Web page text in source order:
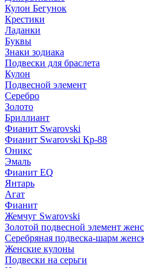
Кулон Бегунок
Крестики
Ладанки
Буквы
Знаки зодиака
Подвески для браслета
Кулон
Подвесной элемент
Серебро
Золото
Бриллиант
Фианит Swarovski
Фианит Swarovski Кр-88
Оникс
Эмаль
Фианит EQ
Янтарь
Агат
Фианит
Жемчуг Swarovski
Золотой подвесной элемент
Серебряная подвеска-шарм
Женские кулоны
Подвески на серьги